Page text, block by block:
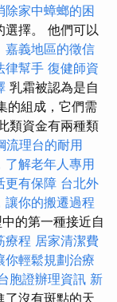
除家中蟑螂的困
選擇。 他們可以
嘉義地區的徵信
律幫手 復健師資
乳霜被認為是自
的組成，它們需
類資金有兩種類
流理台的耐用
了解老年人專用
更有保障 台北外
讓你的搬遷過程
的第一種接近自
療程 居家清潔費
你輕鬆規劃治療
胞證辦理資訊 新
了沒有斑點的天